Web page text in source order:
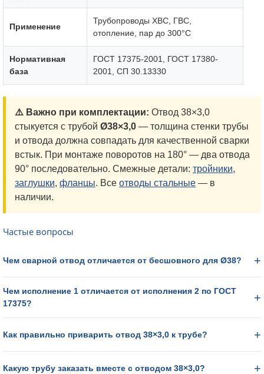
Применение
Трубопроводы ХВС, ГВС,
отопление, пар до 300°C
Нормативная
база
ГОСТ 17375-2001, ГОСТ 17380-
2001, СП 30.13330
⚠️ Важно при комплектации: Отвод 38×3,0
стыкуется с трубой Ø38×3,0 — толщина стенки трубы
и отвода должна совпадать для качественной сварки
встык. При монтаже поворотов на 180° — два отвода
90° последовательно. Смежные детали: тройники,
заглушки, фланцы. Все отводы стальные — в
наличии.
Частые вопросы
Чем сварной отвод отличается от бесшовного для Ø38?
Чем исполнение 1 отличается от исполнения 2 по ГОСТ
17375?
Как правильно приварить отвод 38×3,0 к трубе?
Какую трубу заказать вместе с отводом 38×3,0?